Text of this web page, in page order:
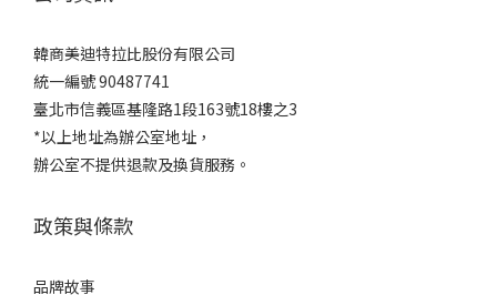
韓商美迪特拉比股份有限公司
統一編號 90487741
臺北市信義區基隆路1段163號18樓之3
*以上地址為辦公室地址，
辦公室不提供退款及換貨服務。
政策與條款
品牌故事